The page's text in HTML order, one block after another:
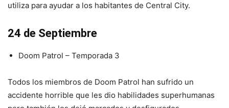
utiliza para ayudar a los habitantes de Central City.
24 de Septiembre
Doom Patrol – Temporada 3
Todos los miembros de Doom Patrol han sufrido un
accidente horrible que les dio habilidades superhumanas